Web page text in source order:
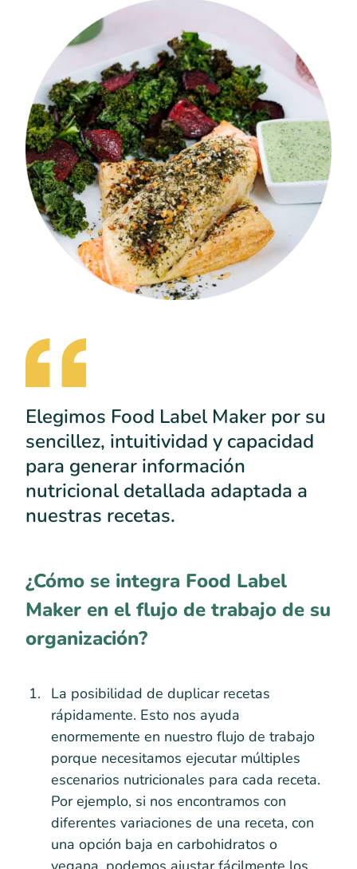
Elegimos Food Label Maker por su
sencillez, intuitividad y capacidad
para generar información
nutricional detallada adaptada a
nuestras recetas.
¿Cómo se integra Food Label
Maker en el flujo de trabajo de su
organización?
La posibilidad de duplicar recetas
rápidamente. Esto nos ayuda
enormemente en nuestro flujo de trabajo
porque necesitamos ejecutar múltiples
escenarios nutricionales para cada receta.
Por ejemplo, si nos encontramos con
diferentes variaciones de una receta, con
una opción baja en carbohidratos o